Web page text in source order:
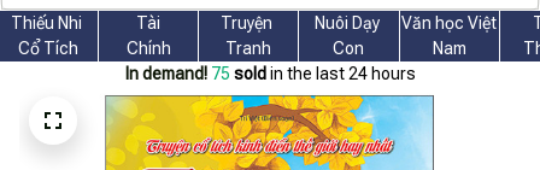
Thiếu Nhi
Cổ Tích
Tài
Chính
Truyện
Tranh
Nuôi Dạy
Con
Văn học Việt
Nam
In demand! 75 sold in the last 24 hours